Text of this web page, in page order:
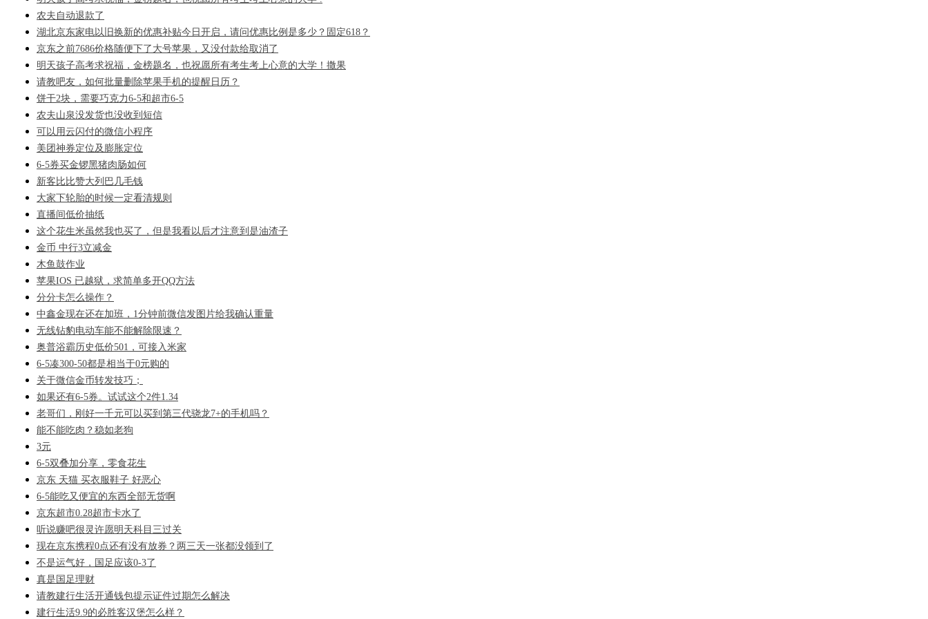
农夫自动退款了
湖北京东家电以旧换新的优惠补贴今日开启，请问优惠比例是多少？固定618？
京东之前7686价格随便下了大号苹果，又没付款给取消了
明天孩子高考求祝福，金榜题名，也祝愿所有考生考上心意的大学！撒果
请教吧友，如何批量删除苹果手机的提醒日历？
饼干2块，需要巧克力6-5和超市6-5
农夫山泉没发货也没收到短信
可以用云闪付的微信小程序
美团神券定位及膨胀定位
6-5券买金锣黑猪肉肠如何
新客比比赞大列巴几毛钱
大家下轮胎的时候一定看清规则
直播间低价抽纸
这个花生米虽然我也买了，但是我看以后才注意到是油渣子
金币 中行3立减金
木鱼鼓作业
苹果IOS 已越狱，求简单多开QQ方法
分分卡怎么操作？
中鑫金现在还在加班，1分钟前微信发图片给我确认重量
无线钻豹电动车能不能解除限速？
奥普浴霸历史低价501，可接入米家
6-5凑300-50都是相当于0元购的
关于微信金币转发技巧；
如果还有6-5券。试试这个2件1.34
老哥们，刚好一千元可以买到第三代骁龙7+的手机吗？
能不能吃肉？稳如老狗
3元
6-5双叠加分享，零食花生
京东 天猫 买衣服鞋子 好恶心
6-5能吃又便宜的东西全部无货啊
京东超市0.28超市卡水了
听说赚吧很灵许愿明天科目三过关
现在京东携程0点还有没有放券？两三天一张都没领到了
不是运气好，国足应该0-3了
真是国足理财
请教建行生活开通钱包提示证件过期怎么解决
建行生活9.9的必胜客汉堡怎么样？